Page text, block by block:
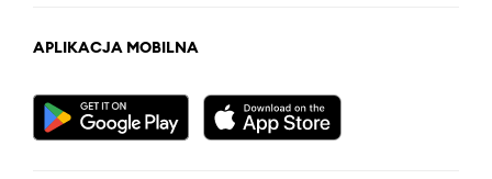
APLIKACJA MOBILNA